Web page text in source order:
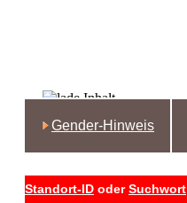
Gender-Hinweis
Standort-ID oderSuchwort